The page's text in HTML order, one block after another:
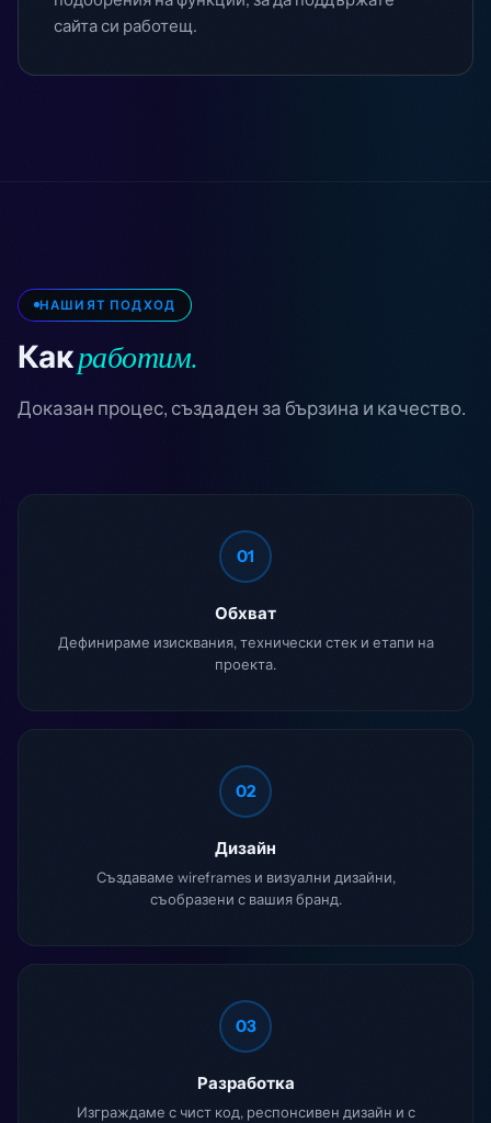
сайта си работещ.
НАШИЯТ ПОДХОД
Какработим.
Доказан процес, създаден за бързина и качество.
01
Обхват
Дефинираме изисквания, технически стек и етапи на
проекта.
02
Дизайн
Създаваме wireframes и визуални дизайни,
съобразени с вашия бранд.
03
Разработка
Изграждаме с чист код, респонсивен дизайн и с